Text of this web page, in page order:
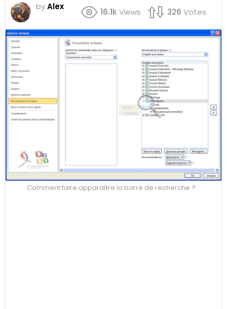
byAlex
16.1kViews 326 Votes
Comment faire apparaître la barre de recherche ?